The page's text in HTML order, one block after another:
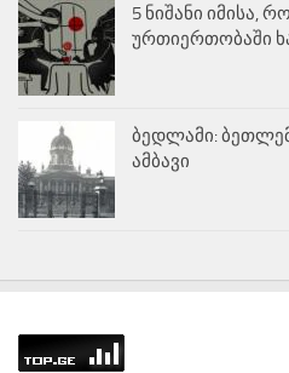
5 ნიშანი იმისა,
ურთიერთობაში
ბედლამი:
ამბავი